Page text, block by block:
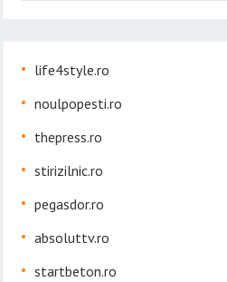
life4style.ro
noulpopesti.ro
thepress.ro
stirizilnic.ro
pegasdor.ro
absoluttv.ro
startbeton.ro